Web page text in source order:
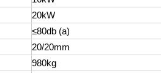
20kW
≤80db (a)
20/20mm
980kg